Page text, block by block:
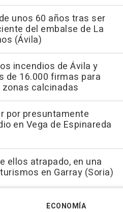
unos 60 años tras ser
del embalse de La
(Ávila)
incendios de Ávila y
de 16.000 firmas para
calcinadas
por presuntamente
en Vega de Espinareda
ellos atrapado, en una
en Garray (Soria)
ECONOMÍA